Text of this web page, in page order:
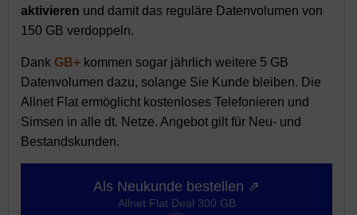
aktivieren und damit das reguläre Datenvolumen von
150 GB verdoppeln.
Dank GB+ kommen sogar jährlich weitere 5 GB
Datenvolumen dazu, solange Sie Kunde bleiben. Die
Allnet Flat ermöglicht kostenloses Telefonieren und
Simsen in alle dt. Netze. Angebot gilt für Neu- und
Bestandskunden.
Als Neukunde bestellen ⇗
Allnet Flat Deal 300 GB